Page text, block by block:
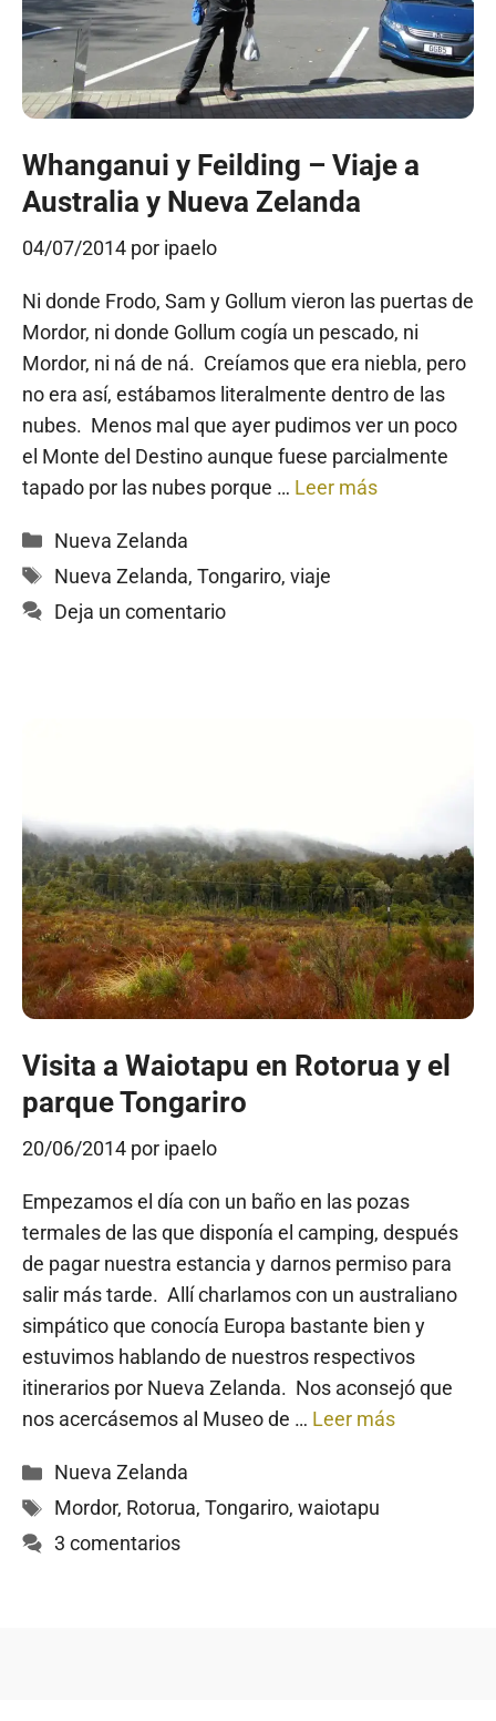
Whanganui y Feilding – Viaje a
Australia y Nueva Zelanda
04/07/2014 por ipaelo
Ni donde Frodo, Sam y Gollum vieron las puertas de
Mordor, ni donde Gollum cogía un pescado, ni
Mordor, ni ná de ná. Creíamos que era niebla, pero
no era así, estábamos literalmente dentro de las
nubes. Menos mal que ayer pudimos ver un poco
el Monte del Destino aunque fuese parcialmente
tapado por las nubes porque … Leer más
Categorías
Nueva Zelanda
Etiquetas
Nueva Zelanda, Tongariro, viaje
Deja un comentario
Visita a Waiotapu en Rotorua y el
parque Tongariro
20/06/2014 por ipaelo
Empezamos el día con un baño en las pozas
termales de las que disponía el camping, después
de pagar nuestra estancia y darnos permiso para
salir más tarde. Allí charlamos con un australiano
simpático que conocía Europa bastante bien y
estuvimos hablando de nuestros respectivos
itinerarios por Nueva Zelanda. Nos aconsejó que
nos acercásemos al Museo de … Leer más
Categorías
Nueva Zelanda
Etiquetas
Mordor, Rotorua, Tongariro, waiotapu
3 comentarios